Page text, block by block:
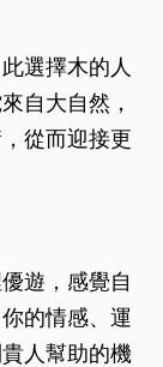
選擇木的人
自大自然，
從而迎接更
遊，感覺自
的情感、運
人幫助的機